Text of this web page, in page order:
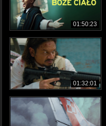
01:50:23
01:32:01